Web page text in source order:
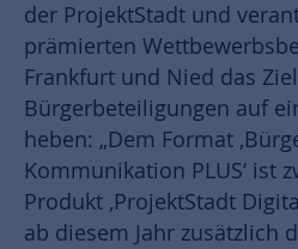
der ProjektStadt und
prämierten
Frankfurt und Nied das
Bürgerbeteiligungen auf
heben: „Dem Format
Kommunikation PLUS‘ ist
Produkt ‚ProjektStadt
ab diesem Jahr zusätzlich